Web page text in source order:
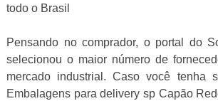
todo o Brasil
Pensando no comprador, o portal do
selecionou o maior número de
mercado industrial. Caso você tenha
Embalagens para delivery sp Capão